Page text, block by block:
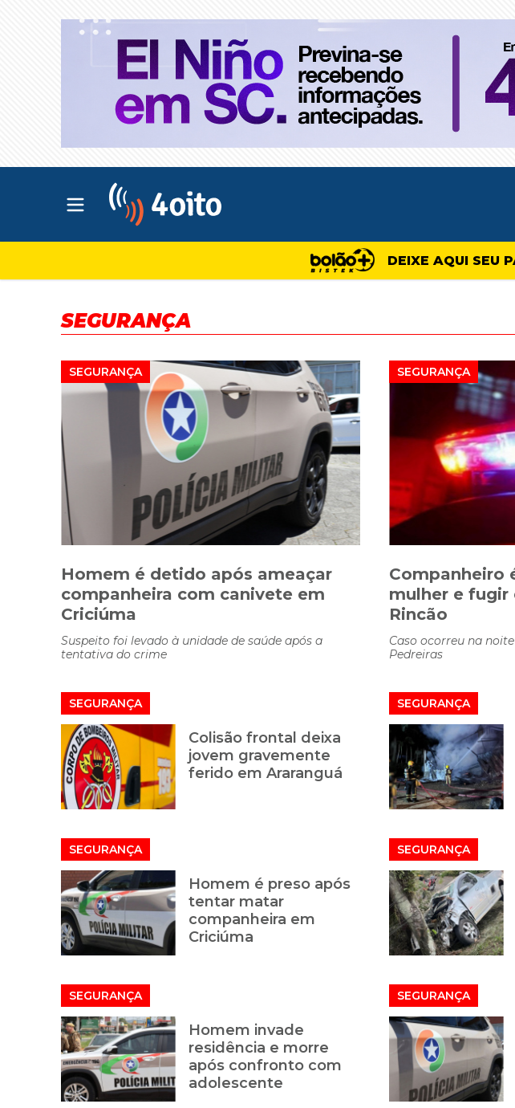
Abrir menu principal
DEIXE AQUI SEU
SEGURANÇA
SEGURANÇA
Homem é detido após ameaçar
companheira com canivete em
Criciúma
Suspeito foi levado à unidade de saúde após a
tentativa do crime
SEGURANÇA
Companheiro
mulher e fugir
Rincão
Caso ocorreu na
Pedreiras
SEGURANÇA
Colisão frontal deixa
jovem gravemente
ferido em Araranguá
SEGURANÇA
SEGURANÇA
Homem é preso após
tentar matar
companheira em
Criciúma
SEGURANÇA
SEGURANÇA
Homem invade
residência e morre
após confronto com
adolescente
SEGURANÇA